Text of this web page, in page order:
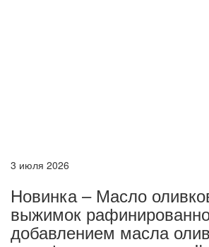
3 июля 2026
Новинка – Масло
выжимок
добавлением масла